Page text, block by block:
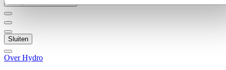
Sluiten
Over Hydro